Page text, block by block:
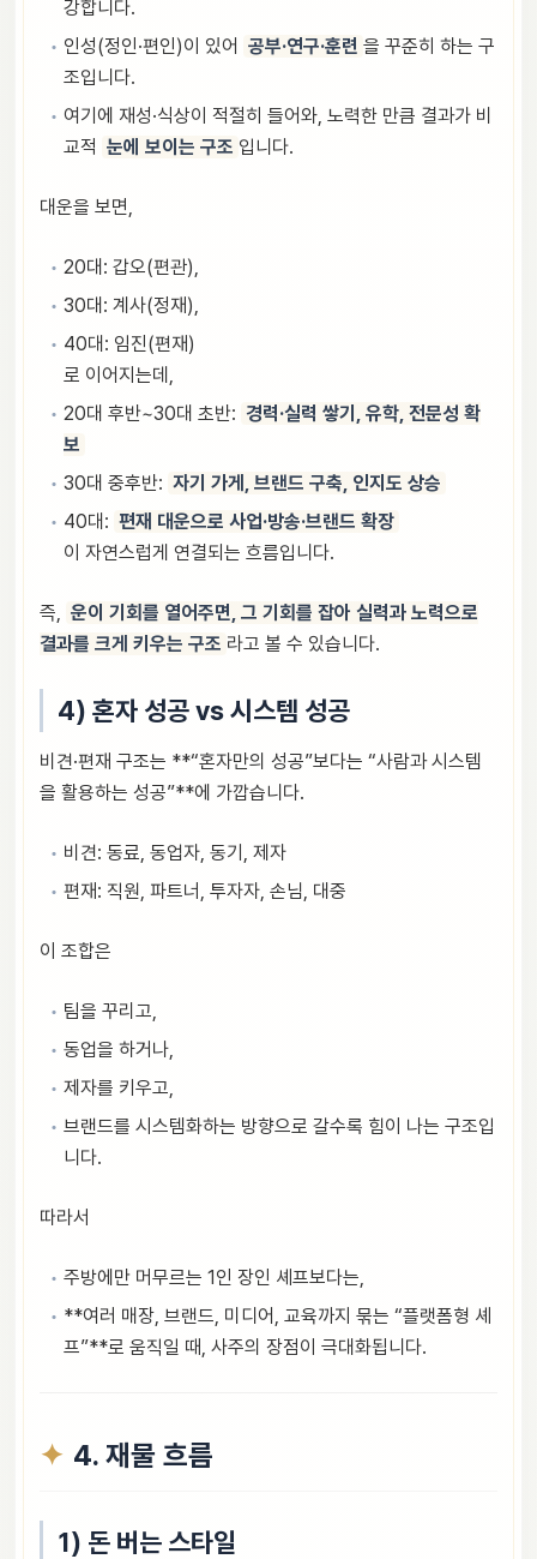
강합니다.
인성(정인·편인)이 있어 공부·연구·훈련 을 꾸준히 하는 구
조입니다.
여기에 재성·식상이 적절히 들어와, 노력한 만큼 결과가 비
교적 눈에 보이는 구조 입니다.
대운을 보면,
20대: 갑오(편관),
30대: 계사(정재),
40대: 임진(편재)
로 이어지는데,
20대 후반~30대 초반: 경력·실력 쌓기, 유학, 전문성 확
보
30대 중후반: 자기 가게, 브랜드 구축, 인지도 상승
40대: 편재 대운으로 사업·방송·브랜드 확장
이 자연스럽게 연결되는 흐름입니다.
즉, 운이 기회를 열어주면, 그 기회를 잡아 실력과 노력으로
결과를 크게 키우는 구조 라고 볼 수 있습니다.
4) 혼자 성공 vs 시스템 성공
비견·편재 구조는 **“혼자만의 성공”보다는 “사람과 시스템
을 활용하는 성공”**에 가깝습니다.
비견: 동료, 동업자, 동기, 제자
편재: 직원, 파트너, 투자자, 손님, 대중
이 조합은
팀을 꾸리고,
동업을 하거나,
제자를 키우고,
브랜드를 시스템화하는 방향으로 갈수록 힘이 나는 구조입
니다.
따라서
주방에만 머무르는 1인 장인 셰프보다는,
**여러 매장, 브랜드, 미디어, 교육까지 묶는 “플랫폼형 셰
프”**로 움직일 때, 사주의 장점이 극대화됩니다.
4. 재물 흐름
1) 돈 버는 스타일